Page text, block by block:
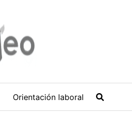
Orientación laboral